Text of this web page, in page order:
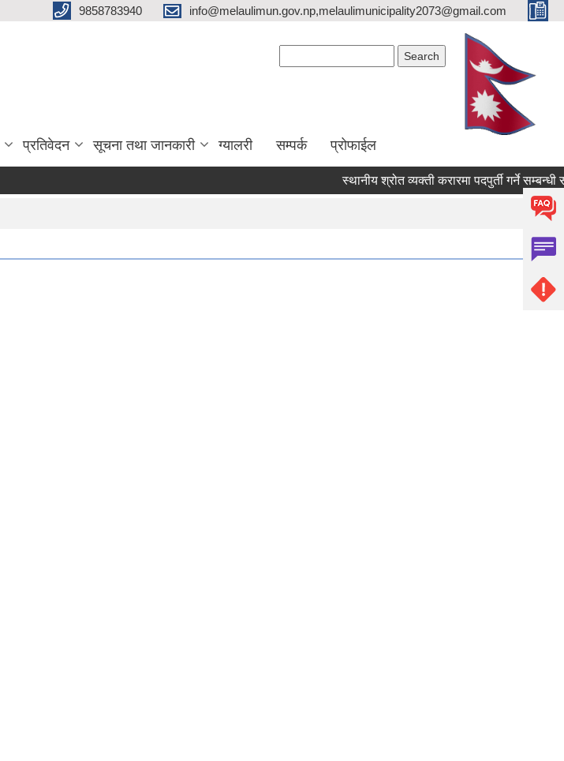
9858783940 info@melaulimun.gov.np,melaulimunicipality2073@gmail.com
प्रतिवेदन सूचना तथा जानकारी ग्यालरी सम्पर्क प्रोफाईल
स्थानीय श्रोत व्यक्ती करारमा पदपुर्ती गर्ने सम्बन्धी